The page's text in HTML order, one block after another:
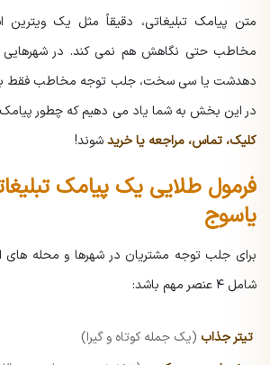
متن پیامک تبلیغاتی، دقیقاً مثل یک ویترین
مخاطب حتی نگاهش هم نمی کند. در
دهدشت یا سی سخت، جلب توجه مخاطب فقط
در این بخش به شما یاد می دهیم که چطور پیامک
کلیک، تماس، مراجعه یا خریدشوند!
فرمول طلایی یک پیامک
یاسوج
برای جلب توجه مشتریان در شهرها و محله های
شامل ۴ عنصر مهم باشد:
تیتر جذاب (یک جمله کوتاه و گیرا)